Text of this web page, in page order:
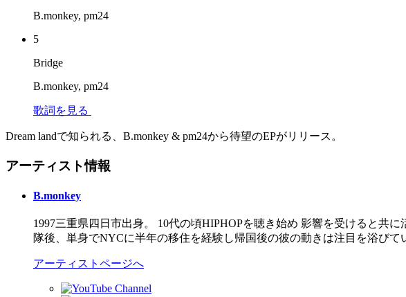
B.monkey, pm24
5
Bridge
B.monkey, pm24
歌詞を見る
Dream landで知られる、B.monkey & pm24から待望のEPがリリース。
アーティスト情報
B.monkey
1997三重県四日市出身。 10代の頃HIPHOPを聴き始め 影響を受けると共
隊後、単身でNYCに半年の移住を経験し帰国後の彼の動きは注目を浴びて
アーティストページへ